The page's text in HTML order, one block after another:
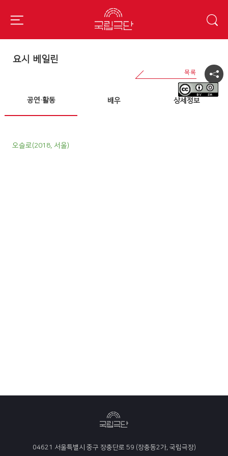
요시 베일린
공연·활동 배우 상세정보
오슬로(2018, 서울)
04621 서울특별시 중구 장충단로 59 (장충동2가, 국립극장)